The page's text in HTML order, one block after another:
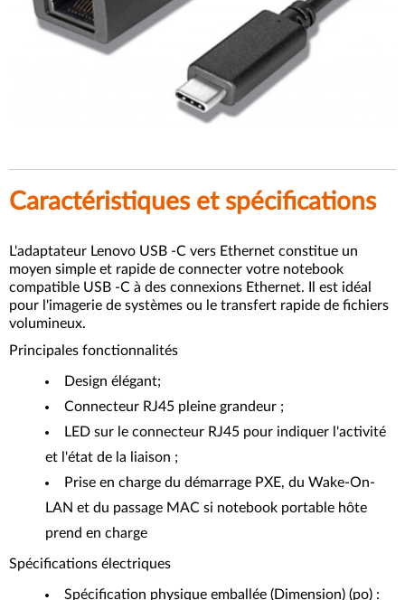
Caractéristiques et spécifications
L'adaptateur Lenovo USB -C vers Ethernet constitue un
moyen simple et rapide de connecter votre notebook
compatible USB -C à des connexions Ethernet. Il est idéal
pour l'imagerie de systèmes ou le transfert rapide de fichiers
volumineux.
Principales fonctionnalités
Design élégant;
Connecteur RJ45 pleine grandeur ;
LED sur le connecteur RJ45 pour indiquer l'activité
et l'état de la liaison ;
Prise en charge du démarrage PXE, du Wake-On-
LAN et du passage MAC si notebook portable hôte
prend en charge
Spécifications électriques
Spécification physique emballée (Dimension) (po) :